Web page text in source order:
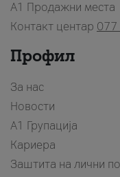
A1 Продажни места
Контакт центар 077
Профил
За нас
Новости
А1 Групација
Кариера
Заштита на лични